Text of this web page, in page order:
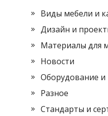
Виды мебели и
Дизайн и
Материалы для
Новости
Оборудование и
Разное
Стандарты и